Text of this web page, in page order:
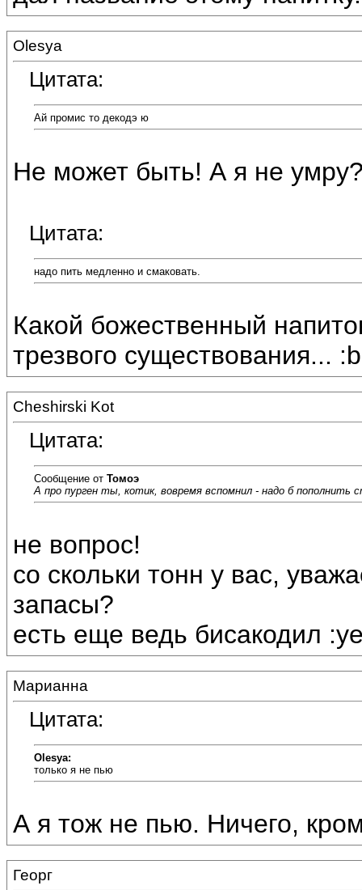
Olesya
Цитата:
Ай промис то декодэ ю
Не может быть! А я не
Цитата:
надо пить медленно и смаковать.
Какой божественный
трезвого существования...
Cheshirski Kot
Цитата:
Сообщение от Томоэ
А про пурген ты, котик, вовремя вспомнил - надо б пополнить
не вопрос!
со скольки тонн у вас,
запасы?
есть еще ведь бисакодил
Марианна
Цитата:
Olesya:
только я не пью
А я тож не пью. Ничего,
Георг